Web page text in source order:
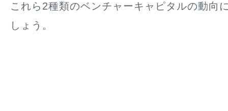
これら2種類のベンチャーキャピタルの動向
しょう。